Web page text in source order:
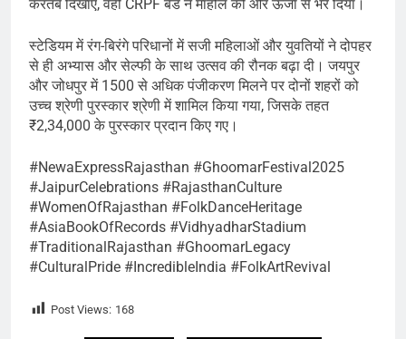
करतब दिखाए, वहीं CRPF बैंड ने माहौल को और ऊर्जा से भर दिया।
स्टेडियम में रंग-बिरंगे परिधानों में सजी महिलाओं और युवतियों ने दोपहर
से ही अभ्यास और सेल्फी के साथ उत्सव की रौनक बढ़ा दी। जयपुर
और जोधपुर में 1500 से अधिक पंजीकरण मिलने पर दोनों शहरों को
उच्च श्रेणी पुरस्कार श्रेणी में शामिल किया गया, जिसके तहत
₹2,34,000 के पुरस्कार प्रदान किए गए।
#NewaExpressRajasthan #GhoomarFestival2025
#JaipurCelebrations #RajasthanCulture
#WomenOfRajasthan #FolkDanceHeritage
#AsiaBookOfRecords #VidhyadharStadium
#TraditionalRajasthan #GhoomarLegacy
#CulturalPride #IncredibleIndia #FolkArtRevival
Post Views: 168